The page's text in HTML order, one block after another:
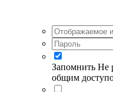
Запомнить Не
общим